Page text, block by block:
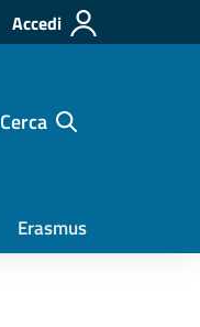
Accedi
Cerca
Erasmus